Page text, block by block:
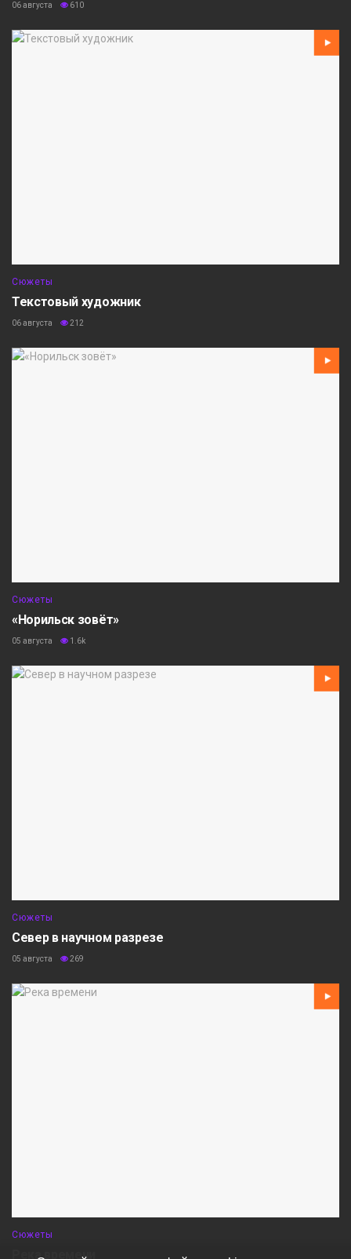
06 августа 610
Сюжеты
Текстовый художник
06 августа 212
Сюжеты
«Норильск зовёт»
05 августа 1.6k
Сюжеты
Север в научном разрезе
05 августа 269
Сюжеты
Река времени